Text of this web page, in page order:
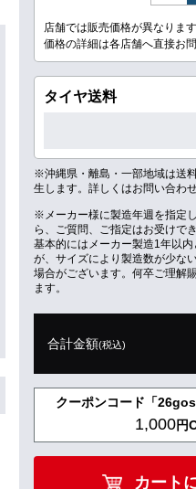
店舗では販売価格が異なります
価格の詳細は各店舗へ直接お
タイヤ送料
※沖縄県・離島・一部地域は送
生します。詳しくはお問い合わ
※メーカー様に製造年週を指定
ら、ご質問、ご指定はお受けで
基本的にはメーカー製造1年以
が、サイズにより製造数が少な
場合がございます。何卒ご理解
ます。
合計金額(税込)
クーポンコード「
1,000円
カート